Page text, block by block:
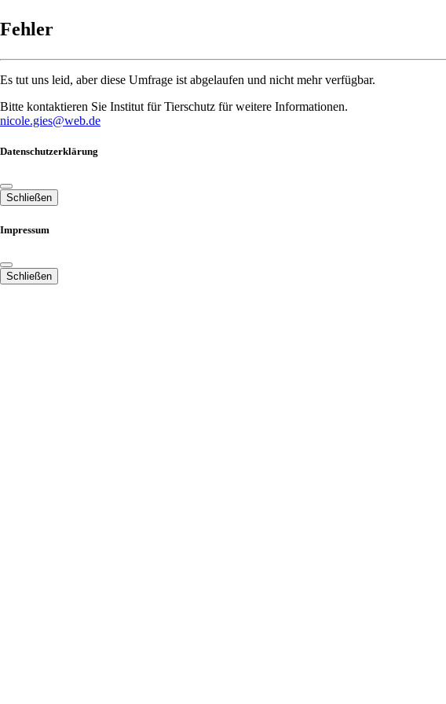
Fehler
Es tut uns leid, aber diese Umfrage ist abgelaufen und nicht mehr verfügbar.
Bitte kontaktieren Sie Institut für Tierschutz für weitere Informationen.
nicole.gies@web.de
Datenschutzerklärung
Schließen
Impressum
Schließen